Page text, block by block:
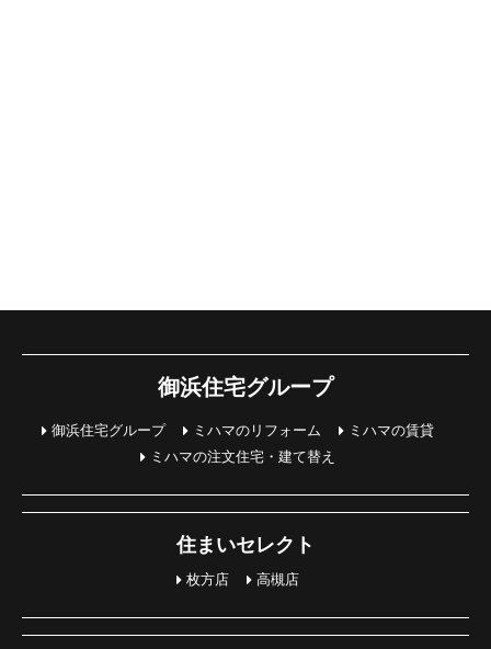
御浜住宅グループ
御浜住宅グループ ミハマのリフォーム
ミハマの賃貸
ミハマの注文住宅・建て替え
住まいセレクト
枚方店 高槻店